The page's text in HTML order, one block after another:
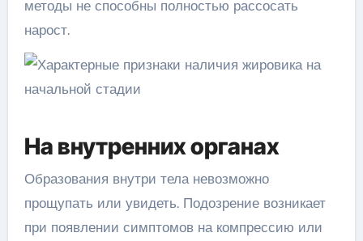
методы не способны полностью рассосать
нарост.
На внутренних органах
Образования внутри тела невозможно
прощупать или увидеть. Подозрение возникает
при появлении симптомов на компрессию или